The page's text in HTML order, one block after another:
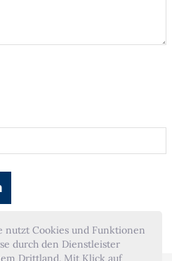
nutzt Cookies und Funktionen
durch den Dienstleister
Drittland. Mit Klick auf